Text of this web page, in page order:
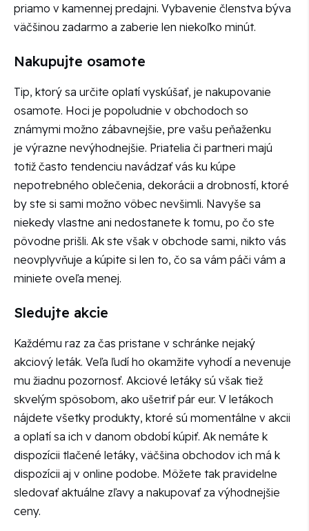
priamo v kamennej predajni. Vybavenie členstva býva
väčšinou zadarmo a zaberie len niekoľko minút.
Nakupujte osamote
Tip, ktorý sa určite oplatí vyskúšať, je nakupovanie
osamote. Hoci je popoludnie v obchodoch so
známymi možno zábavnejšie, pre vašu peňaženku
je výrazne nevýhodnejšie. Priatelia či partneri majú
totiž často tendenciu navádzať vás ku kúpe
nepotrebného oblečenia, dekorácii a drobností, ktoré
by ste si sami možno vôbec nevšimli. Navyše sa
niekedy vlastne ani nedostanete k tomu, po čo ste
pôvodne prišli. Ak ste však v obchode sami, nikto vás
neovplyvňuje a kúpite si len to, čo sa vám páči vám a
miniete oveľa menej.
Sledujte akcie
Každému raz za čas pristane v schránke nejaký
akciový leták. Veľa ľudí ho okamžite vyhodí a nevenuje
mu žiadnu pozornosť. Akciové letáky sú však tiež
skvelým spôsobom, ako ušetriť pár eur. V letákoch
nájdete všetky produkty, ktoré sú momentálne v akcii
a oplatí sa ich v danom období kúpiť. Ak nemáte k
dispozícii tlačené letáky, väčšina obchodov ich má k
dispozícii aj v online podobe. Môžete tak pravidelne
sledovať aktuálne zľavy a nakupovať za výhodnejšie
ceny.